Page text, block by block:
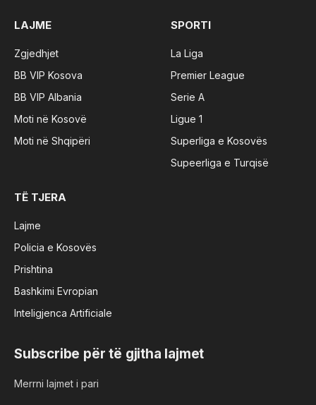
LAJME
Zgjedhjet
BB VIP Kosova
BB VIP Albania
Moti në Kosovë
Moti në Shqipëri
SPORTI
La Liga
Premier League
Serie A
Ligue 1
Superliga e Kosovës
Supeerliga e Turqisë
TË TJERA
Lajme
Policia e Kosovës
Prishtina
Bashkimi Evropian
Inteligjenca Artificiale
Subscribe për të gjitha lajmet
Merrni lajmet i pari